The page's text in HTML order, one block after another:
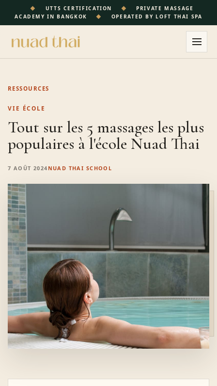
◆ UTTS CERTIFICATION ◆
PRIVATE MASSAGE
ACADEMY IN BANGKOK
◆ OPERATED BY LOFT THAI SPA
RESSOURCES
VIE ÉCOLE
Tout sur les 5 massages les plus
populaires à l'école Nuad Thai
7 AOÛT 2024 NUAD THAI SCHOOL